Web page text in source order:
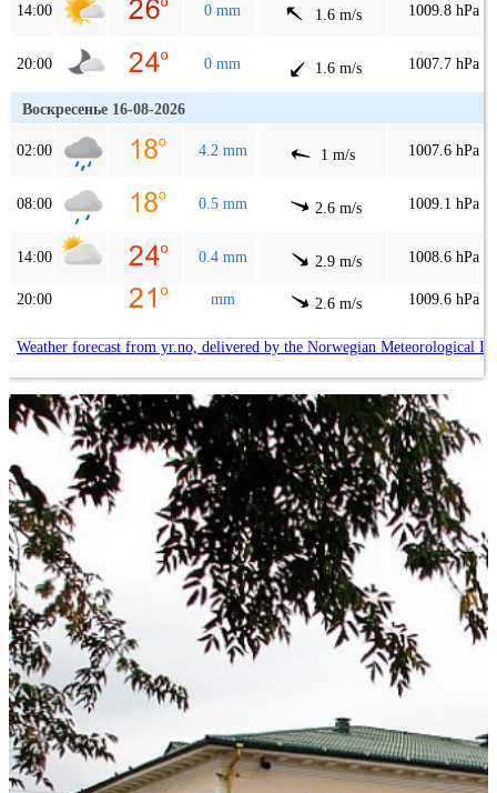
14:00 0 mm 1.6 m/s 1009.8 hPa
20:00 0 mm 1.6 m/s 1007.7 hPa
Воскресенье 16-08-2026
02:00 4.2 mm 1 m/s 1007.6 hPa
08:00 0.5 mm 2.6 m/s 1009.1 hPa
14:00 0.4 mm 2.9 m/s 1008.6 hPa
20:00 mm 2.6 m/s 1009.6 hPa
Weather forecast from yr.no, delivered by the Norwegian Meteorological